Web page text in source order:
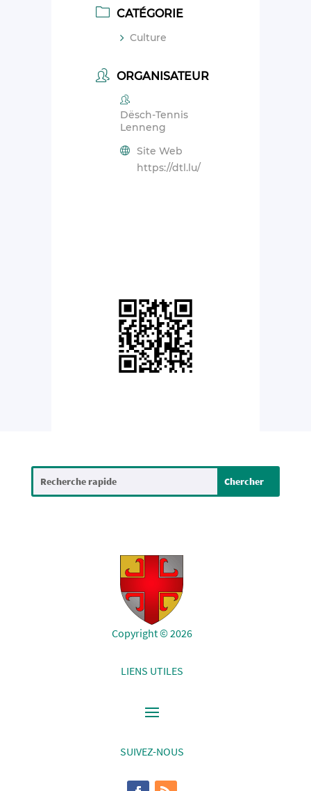
CATÉGORIE
Culture
ORGANISATEUR
Dësch-Tennis
Lenneng
Site Web
https://dtl.lu/
Copyright © 2026
LIENS UTILES
SUIVEZ-NOUS